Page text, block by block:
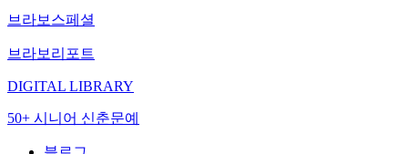
브라보스페셜
브라보리포트
DIGITAL LIBRARY
50+ 시니어 신춘문예